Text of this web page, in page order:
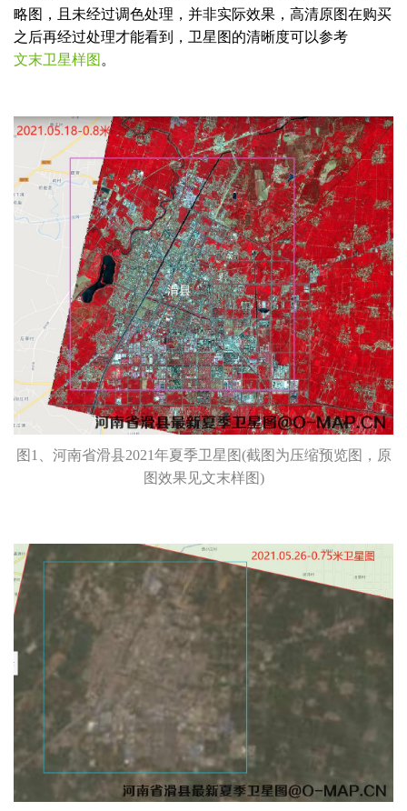
略图，且未经过调色处理，并非实际效果，高清原图在购买
之后再经过处理才能看到，卫星图的清晰度可以参考
文末卫星样图 。
图1、河南省滑县2021年夏季卫星图(截图为压缩预览图，原
图效果见文末样图)